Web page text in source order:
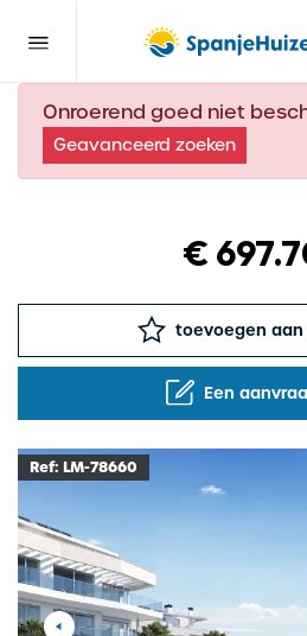
Onroerend goed niet
Geavanceerd zoeken
€
toevoegen
Een
Ref: LM-78660